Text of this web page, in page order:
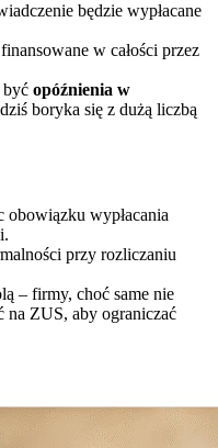
będzie wypłacane
w całości przez
być opóźnienia w
boryka się z dużą liczbą
obowiązku wypłacania
przy rozliczaniu
– firmy, choć same nie
na ZUS, aby ograniczać